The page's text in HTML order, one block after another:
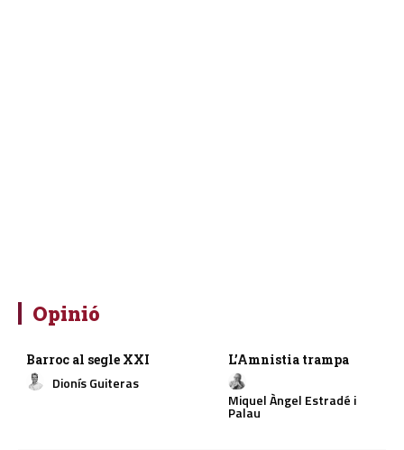
Opinió
Barroc al segle XXI
Dionís Guiteras
L’Amnistia trampa
Miquel Àngel Estradé i
Palau